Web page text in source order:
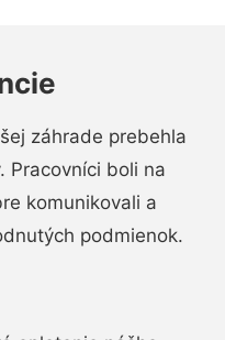
záhrade prebehla
Pracovníci boli na
komunikovali a
podmienok.